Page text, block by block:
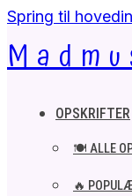
Spring til
OPSKRIFTER
🍽️ ALLE
🔥